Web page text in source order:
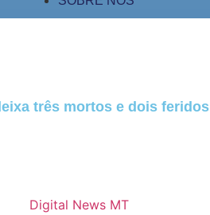
três mortos e dois feridos
Digital News MT